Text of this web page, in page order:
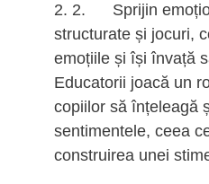
2. Sprijin
structurate și jocuri,
emoțiile și își învață
Educatorii joacă un
copiilor să înțeleagă
sentimentele, ceea
construirea unei